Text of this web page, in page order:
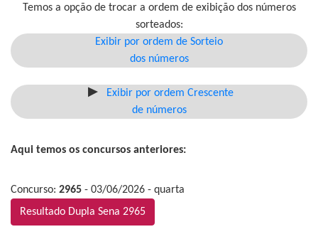
Temos a opção de trocar a ordem de exibição dos números
sorteados:
Exibir por ordem de Sorteio
dos números
Exibir por ordem Crescente
de números
Aqui temos os concursos anteriores:
Concurso: 2965 - 03/06/2026 - quarta
Resultado Dupla Sena 2965